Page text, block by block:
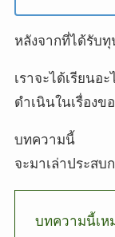
หลังจากที่ได้รับทุ
เราจะได้เรียนอะ
ดำเนินในเรื่องข
บทความนี้
จะมาเล่าประส
บทความนี้เห